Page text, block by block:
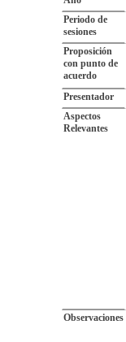
Periodo de
sesiones
Proposición
con punto de
acuerdo
Presentador
Aspectos
Relevantes
Observaciones